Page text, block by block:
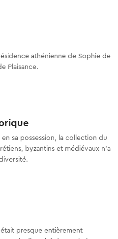
athénienne de Sophie de
Plaisance.
sa possession, la collection du
byzantins et médiévaux n'a
presque entièrement